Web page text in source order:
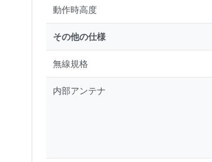
動作時高度
その他の仕様
無線規格
内部アンテナ